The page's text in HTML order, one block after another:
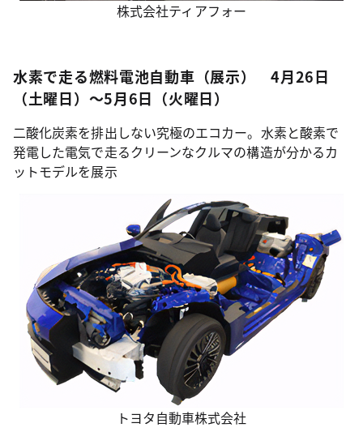
株式会社ティアフォー
水素で走る燃料電池自動車（展示） 4月26日
（土曜日）～5月6日（火曜日）
二酸化炭素を排出しない究極のエコカー。水素と酸素で
発電した電気で走るクリーンなクルマの構造が分かるカ
ットモデルを展示
トヨタ自動車株式会社